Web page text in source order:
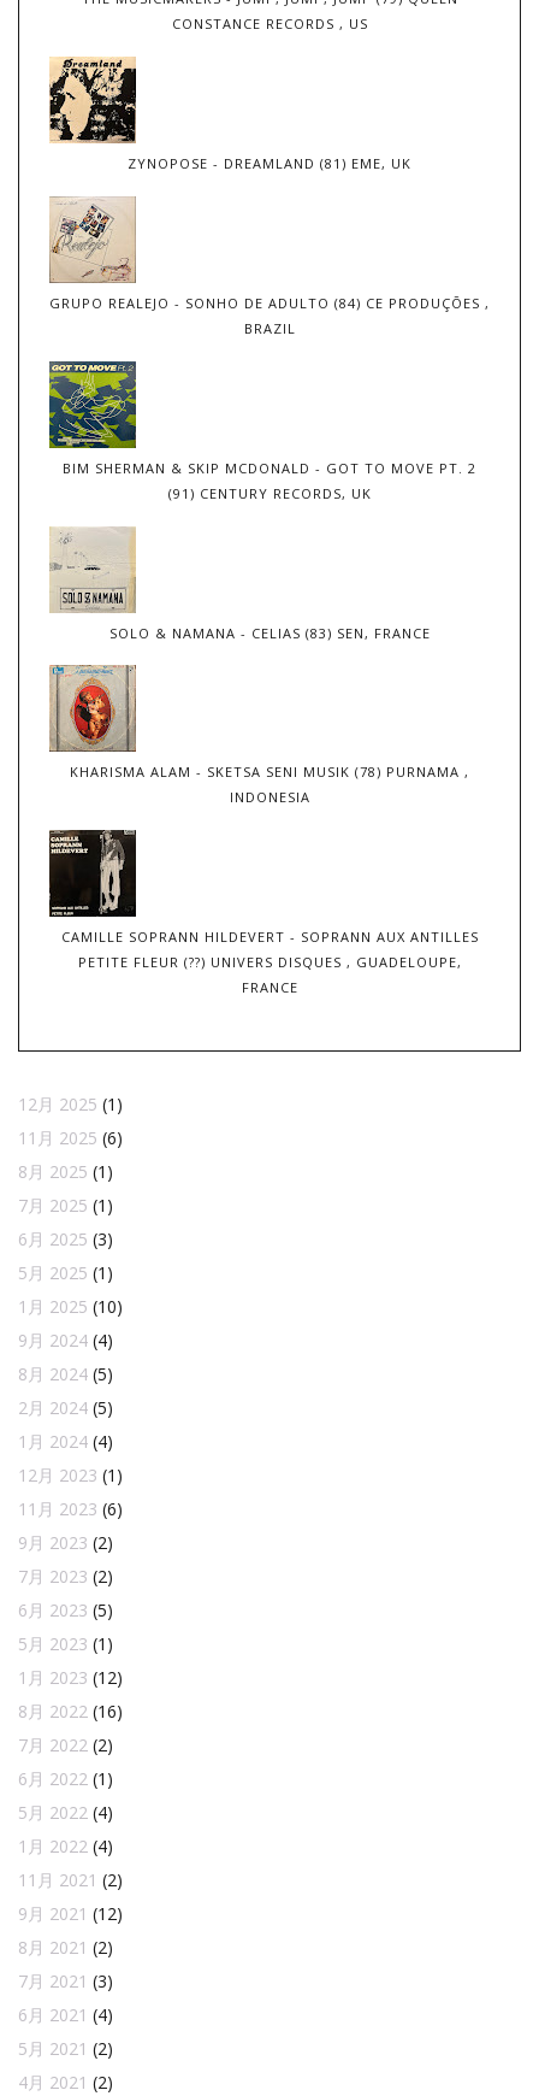
CONSTANCE RECORDS , US
ZYNOPOSE - DREAMLAND (81) EME, UK
GRUPO REALEJO - SONHO DE ADULTO (84) CE PRODUÇÕES ,
BRAZIL
BIM SHERMAN & SKIP MCDONALD - GOT TO MOVE PT. 2
(91) CENTURY RECORDS, UK
SOLO & NAMANA - CELIAS (83) SEN, FRANCE
KHARISMA ALAM - SKETSA SENI MUSIK (78) PURNAMA ,
INDONESIA
CAMILLE SOPRANN HILDEVERT - SOPRANN AUX ANTILLES
PETITE FLEUR (??) UNIVERS DISQUES , GUADELOUPE,
FRANCE
12月 2025 (1)
11月 2025 (6)
8月 2025 (1)
7月 2025 (1)
6月 2025 (3)
5月 2025 (1)
1月 2025 (10)
9月 2024 (4)
8月 2024 (5)
2月 2024 (5)
1月 2024 (4)
12月 2023 (1)
11月 2023 (6)
9月 2023 (2)
7月 2023 (2)
6月 2023 (5)
5月 2023 (1)
1月 2023 (12)
8月 2022 (16)
7月 2022 (2)
6月 2022 (1)
5月 2022 (4)
1月 2022 (4)
11月 2021 (2)
9月 2021 (12)
8月 2021 (2)
7月 2021 (3)
6月 2021 (4)
5月 2021 (2)
4月 2021 (2)